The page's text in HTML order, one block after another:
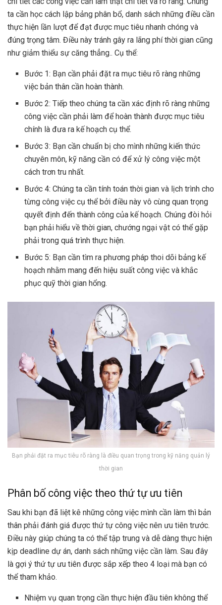
ta cần học cách lập bảng phân bổ, danh sách những điều cần
thực hiện lần lượt để đạt được mục tiêu nhanh chóng và
đúng trọng tâm. Điều này tránh gây ra lãng phí thời gian cũng
như giảm thiểu sự căng thẳng.. Cụ thể:
Bước 1: Bạn cần phải đặt ra mục tiêu rõ ràng những
việc bản thân cần hoàn thành.
Bước 2: Tiếp theo chúng ta cần xác định rõ ràng những
công việc cần phải làm để hoàn thành được mục tiêu
chính là đưa ra kế hoạch cụ thể.
Bước 3: Bạn cần chuẩn bị cho mình những kiến thức
chuyên môn, kỹ năng cần có để xử lý công việc một
cách trơn tru nhất.
Bước 4: Chúng ta cần tính toán thời gian và lịch trình cho
từng công việc cụ thể bởi điều này vô cùng quan trọng
quyết định đến thành công của kế hoạch. Chúng đòi hỏi
bạn phải hiểu về thời gian, chướng ngại vật có thể gặp
phải trong quá trình thực hiện.
Bước 5: Bạn cần tìm ra phương pháp thoi dõi bảng kế
hoạch nhằm mang đến hiệu suất công việc và khắc
phục quỹ thời gian hổng.
Bạn phải đặt ra mục tiêu rõ ràng là điều quan trọng trong kỹ năng quản lý
thời gian
Phân bố công việc theo thứ tự ưu tiên
Sau khi bạn đã liệt kê những công việc mình cần làm thì bản
thân phải đánh giá được thứ tự công việc nên ưu tiên trước.
Điều này giúp chúng ta có thể tập trung và dễ dàng thực hiện
kịp deadline dự án, danh sách những việc cần làm. Sau đây
là gợi ý thứ tự ưu tiên được sắp xếp theo 4 loại mà bạn có
thể tham khảo.
Nhiệm vụ quan trọng cần thực hiện đầu tiên không thể